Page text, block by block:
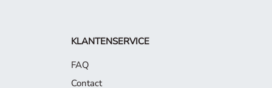
KLANTENSERVICE
FAQ
Contact